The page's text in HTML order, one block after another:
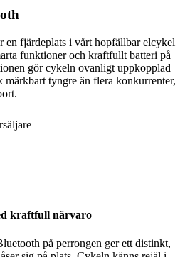
fjärdeplats i vårt hopfällbar elcykel
funktioner och kraftfullt batteri på
gör cykeln ovanligt uppkopplad
märkbart tyngre än flera konkurrenter,
kraftfull närvaro
på perrongen ger ett distinkt,